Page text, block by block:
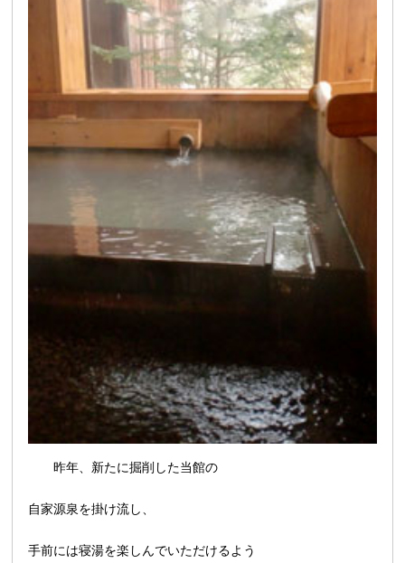
昨年、新たに掘削した当館の
自家源泉を掛け流し、
手前には寝湯を楽しんでいただけるよう